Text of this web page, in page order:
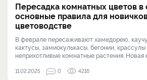
Пересадка комнатных цветов в
основные правила для
цветоводстве
В феврале пересаживают хамедорею,
кактусы, замиокулькасы, бегонии, крассулы
неприхотливые комнатные растения. Новая
11.02.2025 0 4216